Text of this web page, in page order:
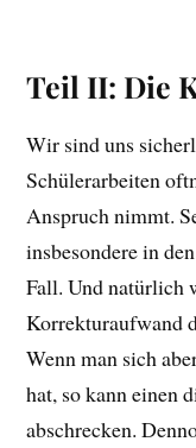
Teil II: Die
Wir sind uns
Schülerarbeiten
Anspruch nimmt.
insbesondere in
Fall. Und natürlich
Korrekturaufwand
Wenn man sich
hat, so kann einen
abschrecken.